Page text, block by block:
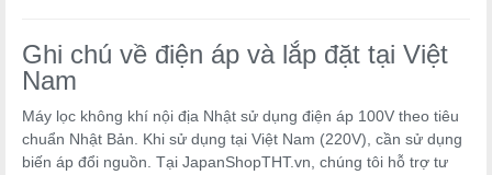
Ghi chú về điện áp và lắp đặt tại Việt
Nam
Máy lọc không khí nội địa Nhật sử dụng điện áp 100V theo tiêu
chuẩn Nhật Bản. Khi sử dụng tại Việt Nam (220V), cần sử dụng
biến áp đổi nguồn. Tại JapanShopTHT.vn, chúng tôi hỗ trợ tư